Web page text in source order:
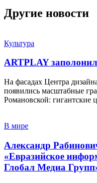
Другие новости
Культура
ARTPLAY
На фасадах Центра
появились масштабные
Романовской: гигантские
В мире
Александр
«Евразийское
Глобал Медиа